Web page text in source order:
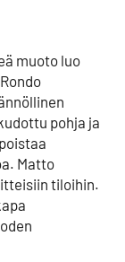
muoto luo
pohja ja
Matto
tiloihin.